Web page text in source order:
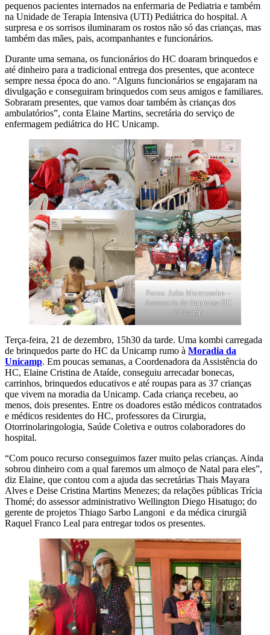
pequenos pacientes internados na enfermaria de Pediatria e também
na Unidade de Terapia Intensiva (UTI) Pediátrica do hospital. A
surpresa e os sorrisos iluminaram os rostos não só das crianças, mas
também das mães, pais, acompanhantes e funcionários.
Durante uma semana, os funcionários do HC doaram brinquedos e
até dinheiro para a tradicional entrega dos presentes, que acontece
sempre nessa época do ano. “Alguns funcionários se engajaram na
divulgação e conseguiram brinquedos com seus amigos e familiares.
Sobraram presentes, que vamos doar também às crianças dos
ambulatórios”, conta Elaine Martins, secretária do serviço de
enfermagem pediátrica do HC Unicamp.
Fotos: Julia Moretzsohn –
Assessoria de imprensa HC
Unicamp
Terça-feira, 21 de dezembro, 15h30 da tarde. Uma kombi carregada
de brinquedos parte do HC da Unicamp rumo à Moradia da
Unicamp. Em poucas semanas, a Coordenadora da Assistência do
HC, Elaine Cristina de Ataíde, conseguiu arrecadar bonecas,
carrinhos, brinquedos educativos e até roupas para as 37 crianças
que vivem na moradia da Unicamp. Cada criança recebeu, ao
menos, dois presentes. Entre os doadores estão médicos contratados
e médicos residentes do HC, professores da Cirurgia,
Otorrinolaringologia, Saúde Coletiva e outros colaboradores do
hospital.
“Com pouco recurso conseguimos fazer muito pelas crianças. Ainda
sobrou dinheiro com a qual faremos um almoço de Natal para eles”,
diz Elaine, que contou com a ajuda das secretárias Thais Mayara
Alves e Deise Cristina Martins Menezes; da relações públicas Trícia
Thomé; do assessor administrativo Wellington Diego Hisatugo; do
gerente de projetos Thiago Sarbo Langoni e da médica cirurgiã
Raquel Franco Leal para entregar todos os presentes.